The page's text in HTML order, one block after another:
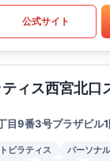
公式サイト
ィス西宮北口
目9番3号プラザビル
ピラティス
パーソナ